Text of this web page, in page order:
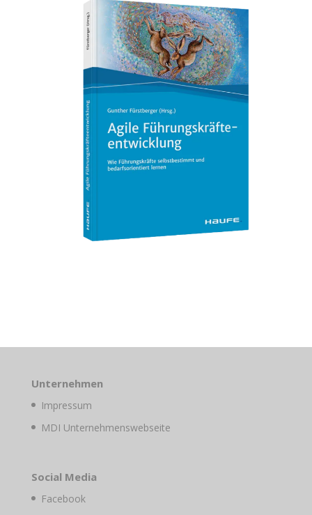
Unternehmen
Impressum
MDI Unternehmenswebseite
Social Media
Facebook